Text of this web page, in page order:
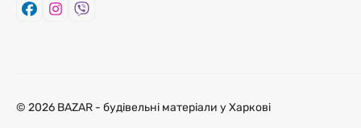
© 2026 BAZAR - будівельні матеріали у Харкові